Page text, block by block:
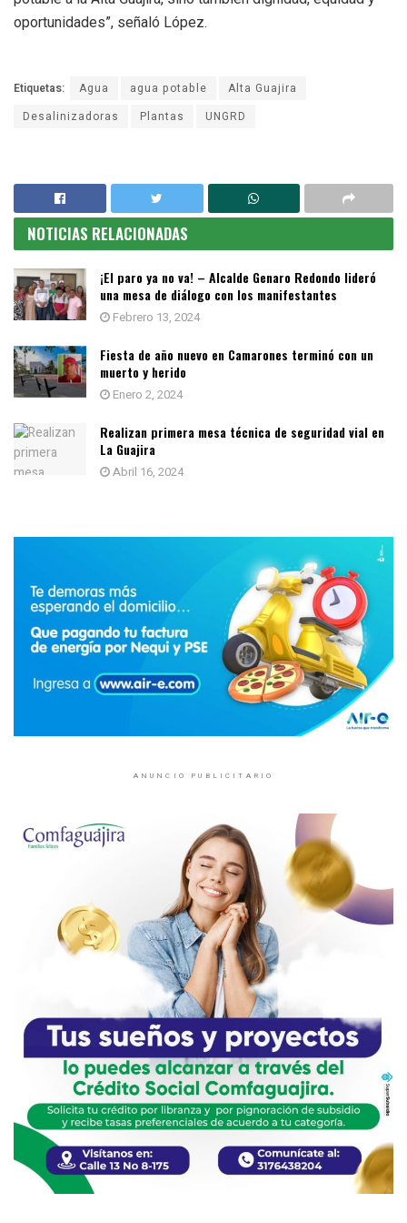
oportunidades”, señaló López.
Etiquetas: Agua agua potable
Alta Guajira
Desalinizadoras
Plantas UNGRD
NOTICIAS RELACIONADAS
¡El paro ya no va! – Alcalde Genaro Redondo lideró
una mesa de diálogo con los manifestantes
Febrero 13, 2024
Fiesta de año nuevo en Camarones terminó con un
muerto y herido
Enero 2, 2024
Realizan primera mesa técnica de seguridad vial en
La Guajira
Abril 16, 2024
ANUNCIO PUBLICITARIO